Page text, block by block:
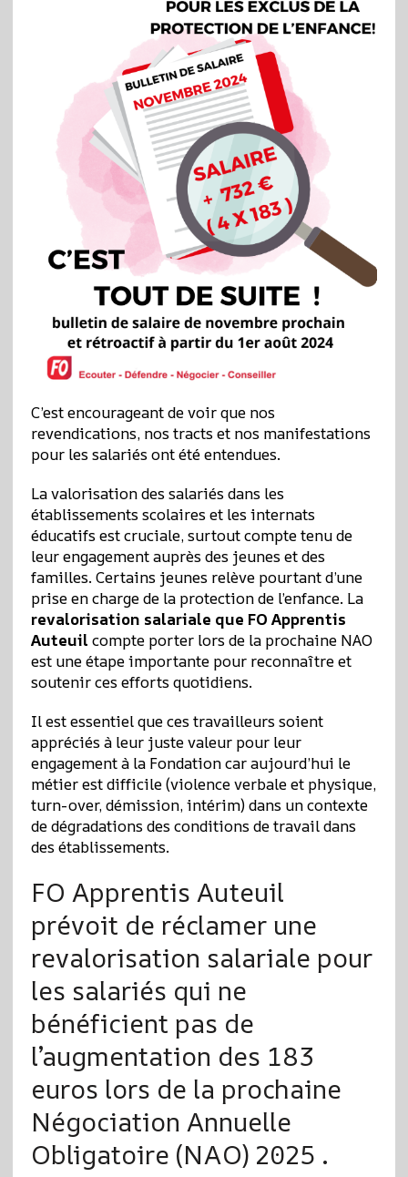
C’est encourageant de voir que nos
revendications, nos tracts et nos manifestations
pour les salariés ont été entendues.
La valorisation des salariés dans les
établissements scolaires et les internats
éducatifs est cruciale, surtout compte tenu de
leur engagement auprès des jeunes et des
familles. Certains jeunes relève pourtant d’une
prise en charge de la protection de l’enfance. La
revalorisation salariale que FO Apprentis
Auteuil compte porter lors de la prochaine NAO
est une étape importante pour reconnaître et
soutenir ces efforts quotidiens.
Il est essentiel que ces travailleurs soient
appréciés à leur juste valeur pour leur
engagement à la Fondation car aujourd’hui le
métier est difficile (violence verbale et physique,
turn-over, démission, intérim) dans un contexte
de dégradations des conditions de travail dans
des établissements.
FO Apprentis Auteuil
prévoit de réclamer une
revalorisation salariale pour
les salariés qui ne
bénéficient pas de
l’augmentation des 183
euros lors de la prochaine
Négociation Annuelle
Obligatoire (NAO) 2025 .